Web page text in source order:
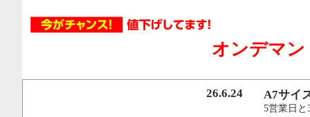
行うことで、従来のオンデマンド印刷機より
オフセット印刷に近い品質を実現いたしまし
オンデマン
26.6.24 A7サイ
5営業日と